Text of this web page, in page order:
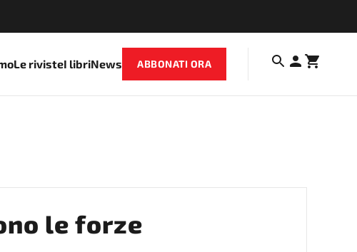
Le rivisteI libriNews ABBONATI ORA
le forze